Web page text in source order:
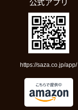
https://saza.co.jp/app/